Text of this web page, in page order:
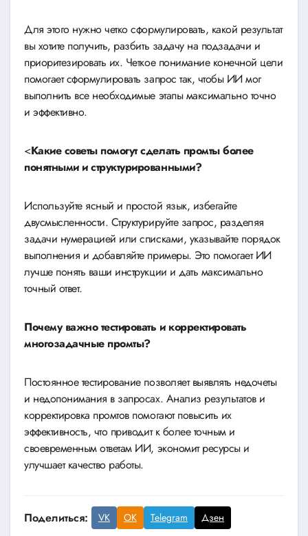
Для этого нужно четко сформулировать, какой результат
вы хотите получить, разбить задачу на подзадачи и
приоритезировать их. Четкое понимание конечной цели
помогает сформулировать запрос так, чтобы ИИ мог
выполнить все необходимые этапы максимально точно
и эффективно.
<Какие советы помогут сделать промты более
понятными и структурированными?
Используйте ясный и простой язык, избегайте
двусмысленности. Структурируйте запрос, разделяя
задачи нумерацией или списками, указывайте порядок
выполнения и добавляйте примеры. Это помогает ИИ
лучше понять ваши инструкции и дать максимально
точный ответ.
Почему важно тестировать и корректировать
многозадачные промты?
Постоянное тестирование позволяет выявлять недочеты
и недопонимания в запросах. Анализ результатов и
корректировка промтов помогают повысить их
эффективность, что приводит к более точным и
своевременным ответам ИИ, экономит ресурсы и
улучшает качество работы.
Поделиться: VK OK Telegram Дзен